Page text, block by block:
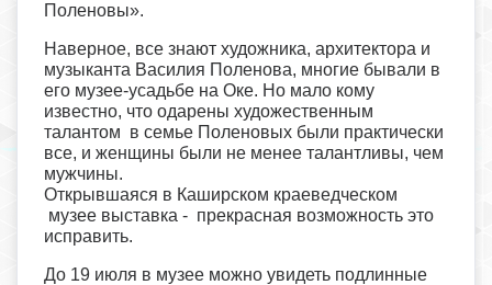
Поленовы».
Наверное, все знают художника, архитектора и
музыканта Василия Поленова, многие бывали в
его музее-усадьбе на Оке. Но мало кому
известно, что одарены художественным
талантом в семье Поленовых были практически
все, и женщины были не менее талантливы, чем
мужчины.
Открывшаяся в Каширском краеведческом
музее выставка - прекрасная возможность это
исправить.
До 19 июля в музее можно увидеть подлинные